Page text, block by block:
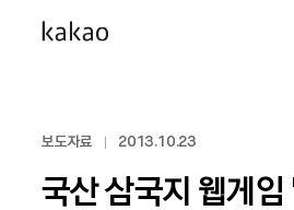
보도자료 2013.10.23
국산 삼국지 웹게임